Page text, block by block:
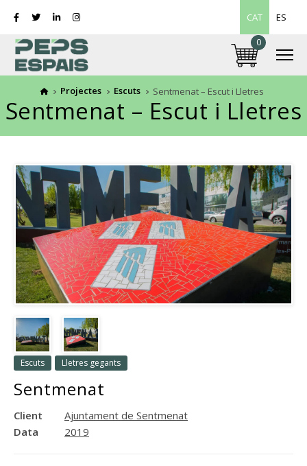
CAT
ES
0
Projectes Escuts Sentmenat – Escut i Lletres
Sentmenat – Escut i Lletres
Escuts Lletres gegants
Sentmenat
Client
Ajuntament de Sentmenat
Data
2019